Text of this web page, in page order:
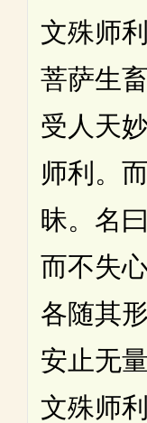
文殊师
菩萨生
受人天
师利。
昧。名
而不失
各随其
安止无
文殊师